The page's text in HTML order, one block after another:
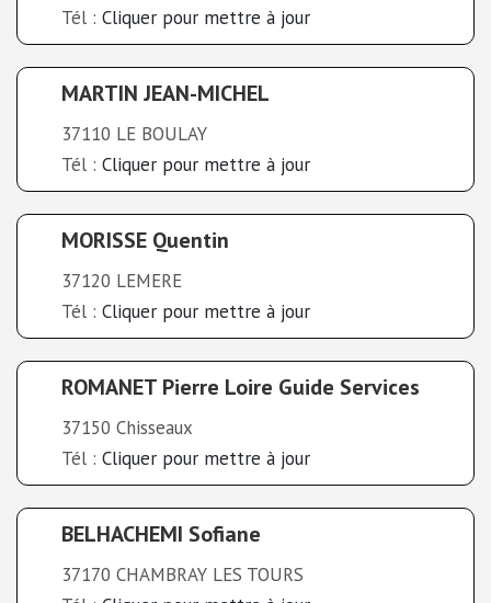
Tél : Cliquer pour mettre à jour
MARTIN JEAN-MICHEL
37110 LE BOULAY
Tél : Cliquer pour mettre à jour
MORISSE Quentin
37120 LEMERE
Tél : Cliquer pour mettre à jour
ROMANET Pierre Loire Guide Services
37150 Chisseaux
Tél : Cliquer pour mettre à jour
BELHACHEMI Sofiane
37170 CHAMBRAY LES TOURS